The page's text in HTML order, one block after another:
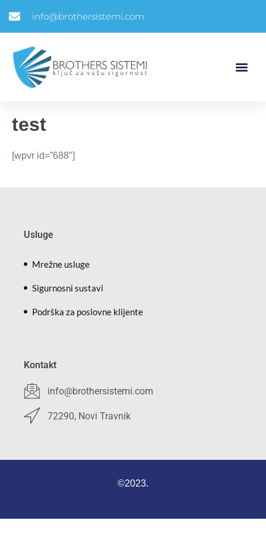
info@brothersistemi.com
test
[wpvr id=”688″]
Usluge
Mrežne usluge
Sigurnosni sustavi
Podrška za poslovne klijente
Kontakt
info@brothersistemi.com
72290, Novi Travnik
©2023.